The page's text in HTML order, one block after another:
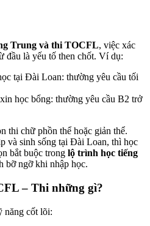
Trung và thi TOCFL, việc xác
đầu là yếu tố then chốt. Ví dụ:
tại Đài Loan: thường yêu cầu tối
học bổng: thường yêu cầu B2 trở
thi chữ phồn thể hoặc giản thể.
và sinh sống tại Đài Loan, thì học
bắt buộc trong lộ trình học tiếng
bỡ ngỡ khi nhập học.
– Thi những gì?
năng cốt lõi: